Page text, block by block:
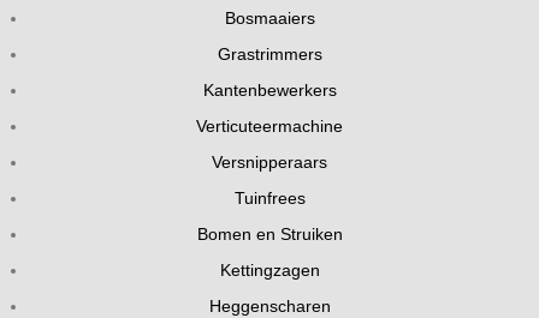
Bosmaaiers
Grastrimmers
Kantenbewerkers
Verticuteermachine
Versnipperaars
Tuinfrees
Bomen en Struiken
Kettingzagen
Heggenscharen